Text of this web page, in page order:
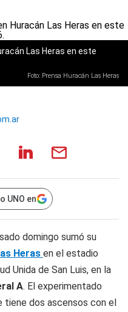
Las Heras en este
Foto: Prensa Huracán Las Heras
UNO en
domingo sumó su
Heras en el estadio
Unida de San Luis, en la
A. El experimentado
tiene dos ascensos con el